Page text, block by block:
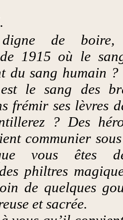
de boire,
1915 où le
du sang humain
le sang des
frémir ses lèvres
? Des
communier sous
vous êtes
philtres
de quelques
et sacrée.